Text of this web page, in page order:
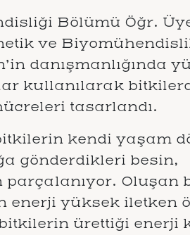
Bölümü Öğr.
ve
danışmanlığında
kullanılarak
tasarlandı.
kendi yaşam
gönderdikleri besin,
Oluşan
enerji yüksek iletken
ürettiği enerji